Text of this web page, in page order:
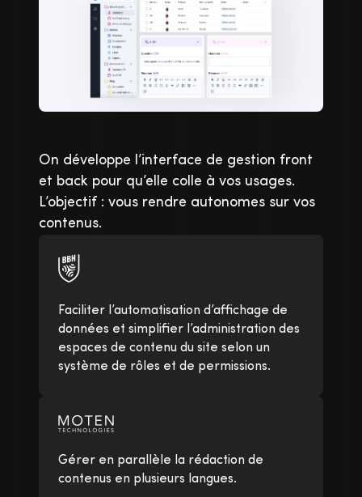
On développe l’interface de gestion front
et back pour qu’elle colle à vos usages.
L’objectif : vous rendre autonomes sur vos
contenus.
Faciliter l’automatisation d’affichage de
données et simplifier l’administration des
espaces de contenu du site selon un
système de rôles et de permissions.
Gérer en parallèle la rédaction de
contenus en plusieurs langues.